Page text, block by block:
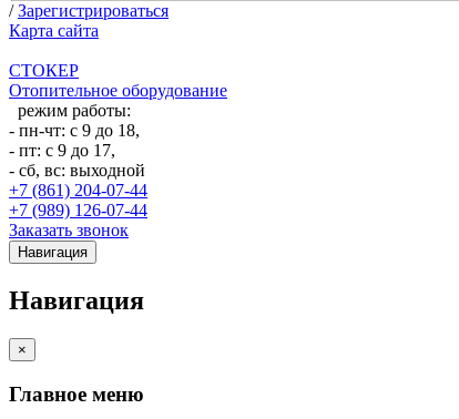
/Зарегистрироваться
Карта сайта
СТОКЕР
Отопительное оборудование
режим работы:
- пн-чт: с 9 до 18,
- пт: с 9 до 17,
- сб, вс: выходной
+7 (861) 204-07-44
+7 (989) 126-07-44
Заказать звонок
Навигация
Навигация
×
Главное меню